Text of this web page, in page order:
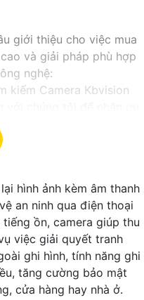
giới thiệu cho việc mua
và giải pháp phù hợp
nghệ:
kiếm Camera Kbvision
pháp chính xác nhất
với giá ưu đãi và
có kinh nghiệm!"
Camera Kbvision chính
thị trường. Hãy đến với
nhất và nhận được sự
an ninh cần thiết!"
sẽ giúp bạn thành công
tăng cơ hội bán hàng
hình ảnh kèm âm thanh
an ninh qua điện thoại
ồn, camera giúp thu
việc giải quyết tranh
ghi hình, tính năng ghi
tăng cường bảo mật
cửa hàng hay nhà ở.